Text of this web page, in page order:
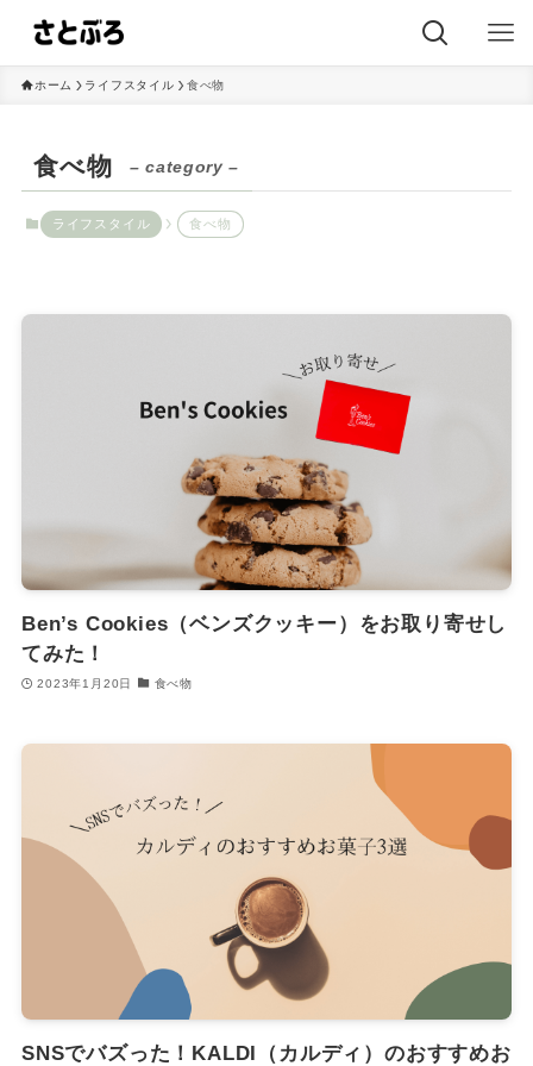
ホーム ライフスタイル 食べ物
食べ物 – category –
ライフスタイル 食べ物
Ben’s Cookies（ベンズクッキー）をお取り寄せし
てみた！
2023年1月20日 食べ物
SNSでバズった！KALDI（カルディ）のおすすめお